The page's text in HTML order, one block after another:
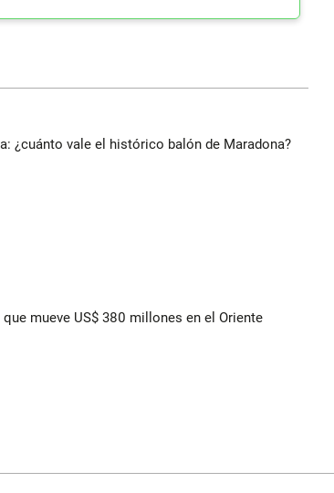
¿cuánto vale el histórico balón de Maradona?
mueve US$ 380 millones en el Oriente